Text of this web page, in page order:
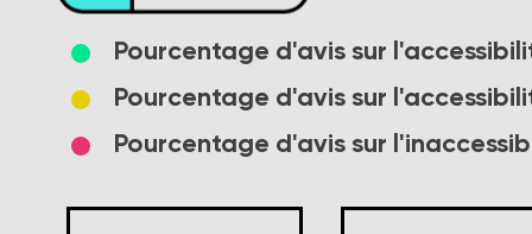
Pourcentage d'avis sur
Pourcentage d'avis sur
Pourcentage d'avis sur